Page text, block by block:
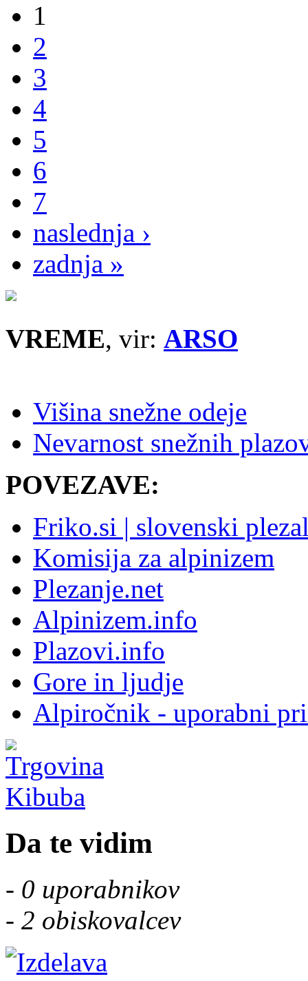
1
2
3
4
5
6
7
naslednja ›
zadnja »
VREME, vir: ARSO
Višina snežne odeje
Nevarnost snežnih
POVEZAVE:
Friko.si | slovenski
Komisija za alpinizem
Plezanje.net
Alpinizem.info
Plazovi.info
Gore in ljudje
Alpiročnik - uporabni
Da te vidim
- 0 uporabnikov
- 2 obiskovalcev